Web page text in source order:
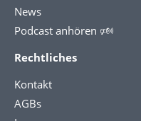
News
Podcast anhören 🕬
Rechtliches
Kontakt
AGBs